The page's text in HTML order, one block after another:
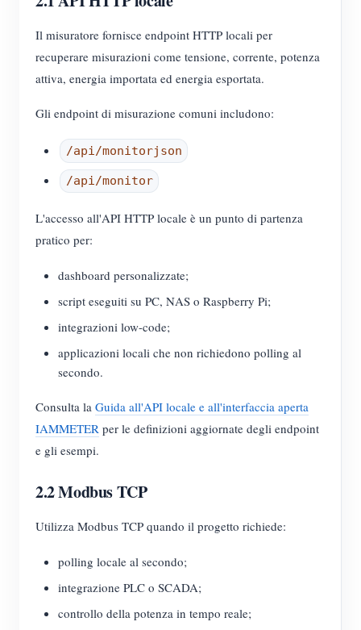
Il misuratore fornisce endpoint HTTP locali per
recuperare misurazioni come tensione, corrente, potenza
attiva, energia importata ed energia esportata.
Gli endpoint di misurazione comuni includono:
/api/monitorjson
/api/monitor
L'accesso all'API HTTP locale è un punto di partenza
pratico per:
dashboard personalizzate;
script eseguiti su PC, NAS o Raspberry Pi;
integrazioni low-code;
applicazioni locali che non richiedono polling al
secondo.
Consulta la Guida all'API locale e all'interfaccia aperta
IAMMETER per le definizioni aggiornate degli endpoint
e gli esempi.
2.2 Modbus TCP
Utilizza Modbus TCP quando il progetto richiede:
polling locale al secondo;
integrazione PLC o SCADA;
controllo della potenza in tempo reale;